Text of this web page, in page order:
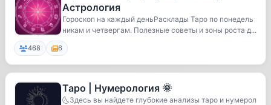
Астрология
Гороскоп на каждый деньРасклады Таро по понедель
никам и четвергам. Полезные советы и зоны роста д...
468 6
Таро | Нумерология 🌞
🌜Здесь вы найдете глубокие анализы таро и нумерол